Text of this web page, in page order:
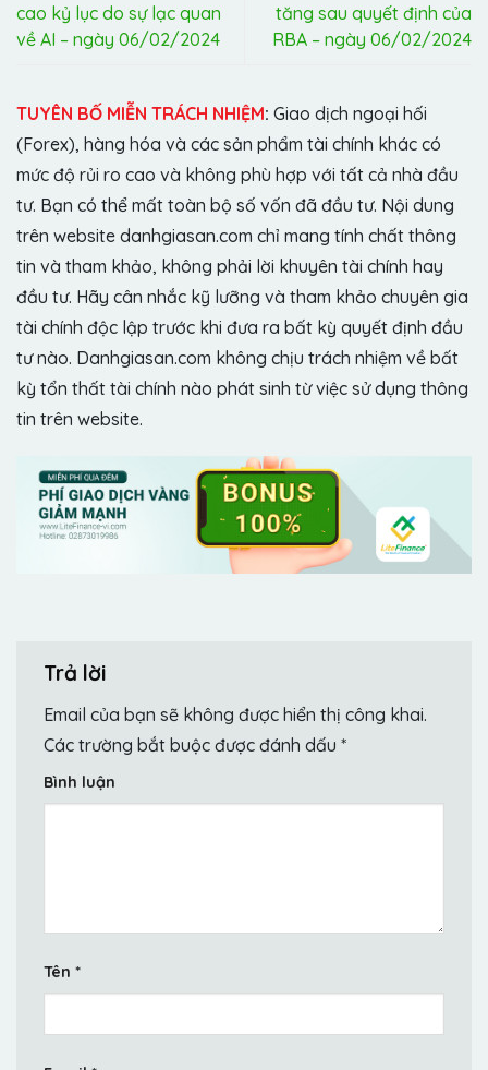
cao kỷ lục do sự lạc quan
về AI – ngày 06/02/2024
tăng sau quyết định của
RBA – ngày 06/02/2024
TUYÊN BỐ MIỄN TRÁCH NHIỆM: Giao dịch ngoại hối
(Forex), hàng hóa và các sản phẩm tài chính khác có
mức độ rủi ro cao và không phù hợp với tất cả nhà đầu
tư. Bạn có thể mất toàn bộ số vốn đã đầu tư. Nội dung
trên website danhgiasan.com chỉ mang tính chất thông
tin và tham khảo, không phải lời khuyên tài chính hay
đầu tư. Hãy cân nhắc kỹ lưỡng và tham khảo chuyên gia
tài chính độc lập trước khi đưa ra bất kỳ quyết định đầu
tư nào. Danhgiasan.com không chịu trách nhiệm về bất
kỳ tổn thất tài chính nào phát sinh từ việc sử dụng thông
tin trên website.
Trả lời
Email của bạn sẽ không được hiển thị công khai.
Các trường bắt buộc được đánh dấu *
Bình luận
Tên *